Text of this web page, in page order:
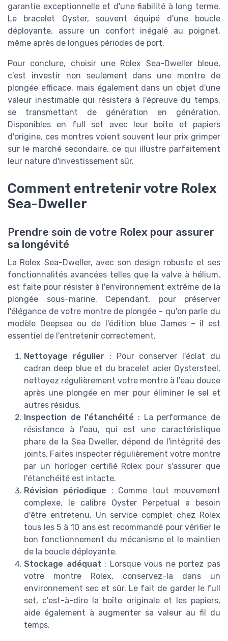
garantie exceptionnelle et d'une fiabilité à long terme.
Le bracelet Oyster, souvent équipé d'une boucle
déployante, assure un confort inégalé au poignet,
même après de longues périodes de port.
Pour conclure, choisir une Rolex Sea-Dweller bleue,
c'est investir non seulement dans une montre de
plongée efficace, mais également dans un objet d'une
valeur inestimable qui résistera à l'épreuve du temps,
se transmettant de génération en génération.
Disponibles en full set avec leur boîte et papiers
d'origine, ces montres voient souvent leur prix grimper
sur le marché secondaire, ce qui illustre parfaitement
leur nature d'investissement sûr.
Comment entretenir votre Rolex
Sea-Dweller
Prendre soin de votre Rolex pour assurer
sa longévité
La Rolex Sea-Dweller, avec son design robuste et ses
fonctionnalités avancées telles que la valve à hélium,
est faite pour résister à l'environnement extrême de la
plongée sous-marine. Cependant, pour préserver
l'élégance de votre montre de plongée – qu'on parle du
modèle Deepsea ou de l'édition blue James – il est
essentiel de l'entretenir correctement.
Nettoyage régulier: Pour conserver l'éclat du
cadran deep blue et du bracelet acier Oystersteel,
nettoyez régulièrement votre montre à l'eau douce
après une plongée en mer pour éliminer le sel et
autres résidus.
Inspection de l'étanchéité : La performance de
résistance à l'eau, qui est une caractéristique
phare de la Sea Dweller, dépend de l'intégrité des
joints. Faites inspecter régulièrement votre montre
par un horloger certifié Rolex pour s'assurer que
l'étanchéité est intacte.
Révision périodique : Comme tout mouvement
complexe, le calibre Oyster Perpetual a besoin
d'être entretenu. Un service complet chez Rolex
tous les 5 à 10 ans est recommandé pour vérifier le
bon fonctionnement du mécanisme et le maintien
de la boucle déployante.
Stockage adéquat : Lorsque vous ne portez pas
votre montre Rolex, conservez-la dans un
environnement sec et sûr. Le fait de garder le full
set, c'est-à-dire la boîte originale et les papiers,
aide également à augmenter sa valeur au fil du
temps.